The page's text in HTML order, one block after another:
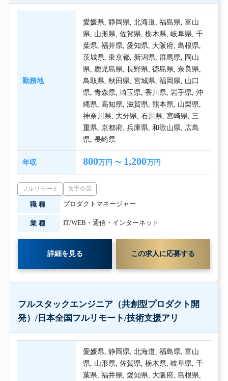
勤務地
愛媛県,静岡県,北海道,福島県,富山
県, 山形県,佐賀県,栃木県,岐阜県,千
葉県,福井県,愛知県, 大阪府,島根県,
茨城県,東京都, 新潟県,群馬県, 岡山
県, 鹿児島県,長野県,徳島県,奈良県,
鳥取県,秋田県,宮城県,福岡県, 山口
県,青森県,埼玉県,香川県,岩手県,沖
縄県,高知県,滋賀県,熊本県, 山梨県,
神奈川県, 大分県,石川県,宮崎県,三
重県,京都府,兵庫県,和歌山県, 広島
県,長崎県
年収 800万円 〜 1,200万円
フルリモート 大手企業
職種 プロダクトマネージャー
業種 IT/WEB・通信・インターネット
詳細を見る この求人に応募する
フルスタックエンジニア（共創型プロダクト開
発）/日本全国フルリモート/技術支援アリ
愛媛県,静岡県,北海道,福島県,富山
県, 山形県,佐賀県,栃木県,岐阜県,千
葉県,福井県,愛知県, 大阪府,島根県,